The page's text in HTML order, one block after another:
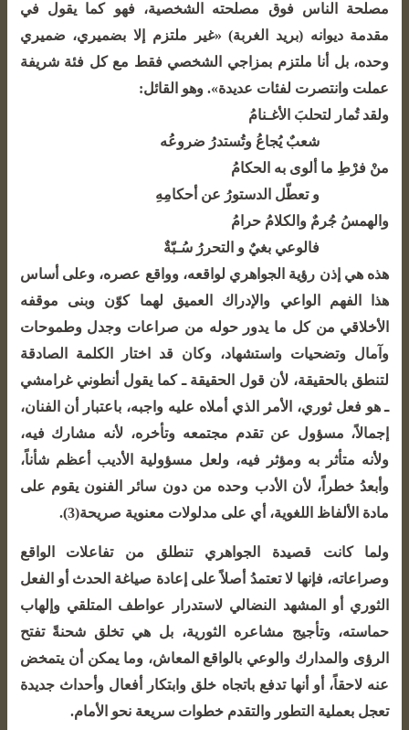
مصلحة الناس فوق مصلحته الشخصية، فهو كما يقول في
مقدمة ديوانه (بريد الغربة) «غير ملتزم إلا بضميري، ضميري
وحده، بل أنا ملتزم بمزاجي الشخصي فقط مع كل فئة شريفة
عملت وانتصرت لفئات عديدة». وهو القائل:
ولقد تُمار لتحلبَ الأغـنامُ
شعبٌ يُجاعُ وتُستدرُ ضروعُه
منْ فرْطِ ما ألوى به الحكامُ
و تعطّل الدستورُ عن أحكامِهِ
والهمسُ جُرمٌ والكلامُ حرامُ
فالوعي بغيٌ و التحررُ سُـبّةٌ
هذه هي إذن رؤية الجواهري لواقعه، وواقع عصره، وعلى أساس
هذا الفهم الواعي والإدراك العميق لهما كوّن وبنى موقفه
الأخلاقي من كل ما يدور حوله من صراعات وجدل وطموحات
وآمال وتضحيات واستشهاد، وكان قد اختار الكلمة الصادقة
لتنطق بالحقيقة، لأن قول الحقيقة ـ كما يقول أنطوني غرامشي
ـ هو فعل ثوري، الأمر الذي أملاه عليه واجبه، باعتبار أن الفنان،
إجمالاً، مسؤول عن تقدم مجتمعه وتأخره، لأنه مشارك فيه،
ولأنه متأثر به ومؤثر فيه، ولعل مسؤولية الأديب أعظم شأناً،
وأبعدُ خطراً، لأن الأدب وحده من دون سائر الفنون يقوم على
مادة الألفاظ اللغوية، أي على مدلولات معنوية صريحة(3).
ولما كانت قصيدة الجواهري تنطلق من تفاعلات الواقع
وصراعاته، فإنها لا تعتمدُ أصلاً على إعادة صياغة الحدث أو الفعل
الثوري أو المشهد النضالي لاستدرار عواطف المتلقي وإلهاب
حماسته، وتأجيج مشاعره الثورية، بل هي تخلق شحنةً تفتح
الرؤى والمدارك والوعي بالواقع المعاش، وما يمكن أن يتمخض
عنه لاحقاً، أو أنها تدفع باتجاه خلق وابتكار أفعال وأحداث جديدة
تعجل بعملية التطور والتقدم خطوات سريعة نحو الأمام.